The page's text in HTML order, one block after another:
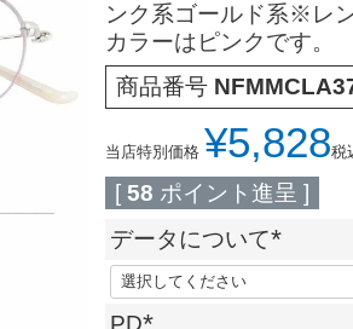
ンク系ゴールド系※レ
カラーはピンクです。
商品番号
当店特別価格 ¥5,828税
[ 58 ポイント進呈 ]
データについて
(
必